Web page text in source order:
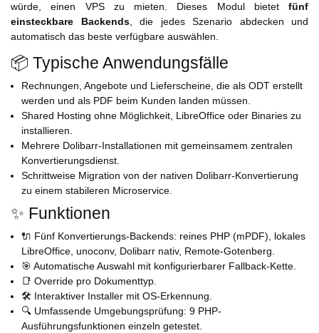
würde, einen VPS zu mieten. Dieses Modul bietet fünf
einsteckbare Backends, die jedes Szenario abdecken und
automatisch das beste verfügbare auswählen.
📦 Typische Anwendungsfälle
Rechnungen, Angebote und Lieferscheine, die als ODT erstellt
werden und als PDF beim Kunden landen müssen.
Shared Hosting ohne Möglichkeit, LibreOffice oder Binaries zu
installieren.
Mehrere Dolibarr-Installationen mit gemeinsamem zentralen
Konvertierungsdienst.
Schrittweise Migration von der nativen Dolibarr-Konvertierung
zu einem stabileren Microservice.
✨ Funktionen
🔌 Fünf Konvertierungs-Backends: reines PHP (mPDF), lokales
LibreOffice, unoconv, Dolibarr nativ, Remote-Gotenberg.
🎯 Automatische Auswahl mit konfigurierbarer Fallback-Kette.
📑 Override pro Dokumenttyp.
🛠️ Interaktiver Installer mit OS-Erkennung.
🔍 Umfassende Umgebungsprüfung: 9 PHP-
Ausführungsfunktionen einzeln getestet.